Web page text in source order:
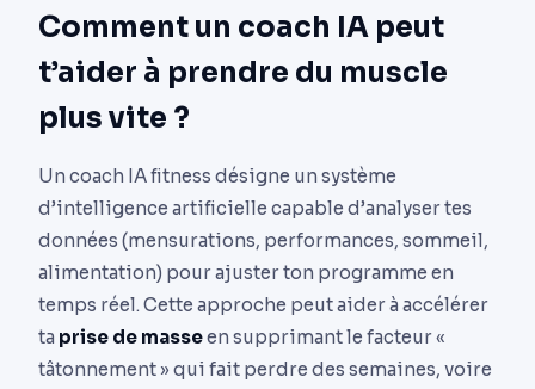
Comment un coach IA peut
t’aider à prendre du muscle
plus vite ?
Un coach IA fitness désigne un système
d’intelligence artificielle capable d’analyser tes
données (mensurations, performances, sommeil,
alimentation) pour ajuster ton programme en
temps réel. Cette approche peut aider à accélérer
ta prise de masseen supprimant le facteur «
tâtonnement » qui fait perdre des semaines, voire